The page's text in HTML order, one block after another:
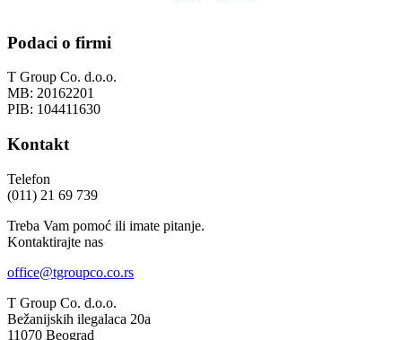
Podaci o firmi
T Group Co. d.o.o.
MB: 20162201
PIB: 104411630
Kontakt
Telefon
(011) 21 69 739
Treba Vam pomoć ili imate pitanje.
Kontaktirajte nas
office@tgroupco.co.rs
T Group Co. d.o.o.
Bežanijskih ilegalaca 20a
11070 Beograd